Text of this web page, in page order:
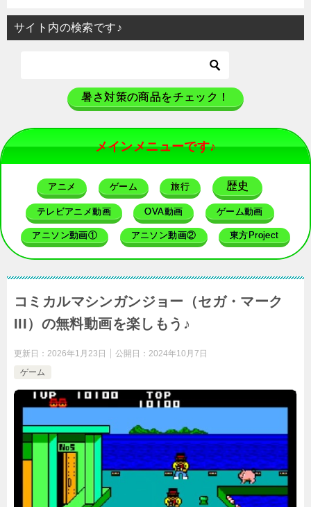
サイト内の検索です♪
暑さ対策の商品をチェック！
メインメニューです♪
アニメ ゲーム 旅行 歴史
テレビアニメ動画 OVA動画 ゲーム動画
アニソン動画① アニソン動画② 東方Project
コミカルマシンガンジョー（セガ・マーク
III）の無料動画を楽しもう♪
更新日： 2026年1月23日 公開日： 2024年10月7日
ゲーム